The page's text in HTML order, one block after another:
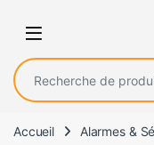
Recherche pour :
Accueil Alarmes &